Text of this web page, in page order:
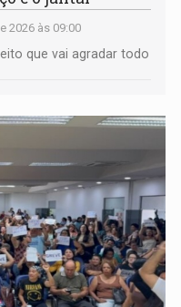
2026 às 09:00
que vai agradar todo